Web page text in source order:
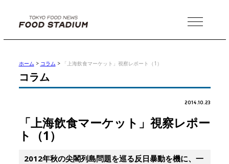
MENU
ホーム > コラム > 「上海飲食マーケット」視察レポート（1）
コラム
2014.10.23
「上海飲食マーケット」視察レポー
ト（1）
2012年秋の尖閣列島問題を巡る反日暴動を機に、一